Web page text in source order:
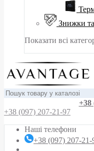
Знижки та
Показати всі
+38
+38 (097) 207-21-97
Наші телефони
+38 (097) 207-21-